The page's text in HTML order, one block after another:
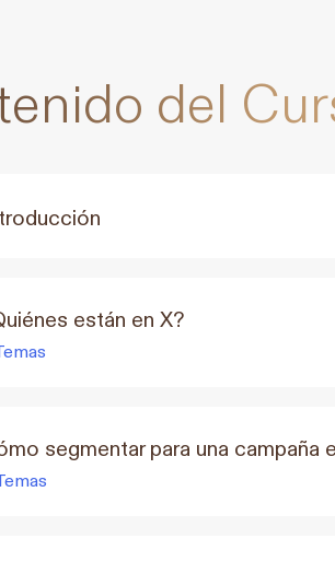
del
están en X?
segmentar para una campaña